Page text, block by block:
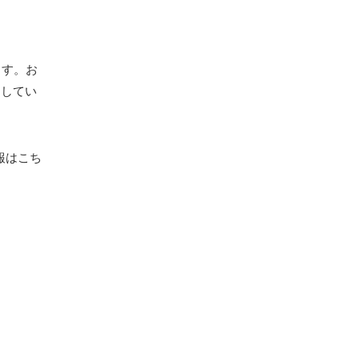
。お
てい
はこち